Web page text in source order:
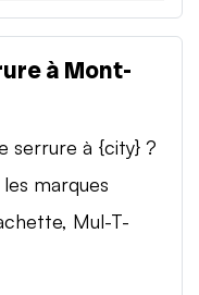
à Mont-
serrure à {city} ?
marques
Mul-T-